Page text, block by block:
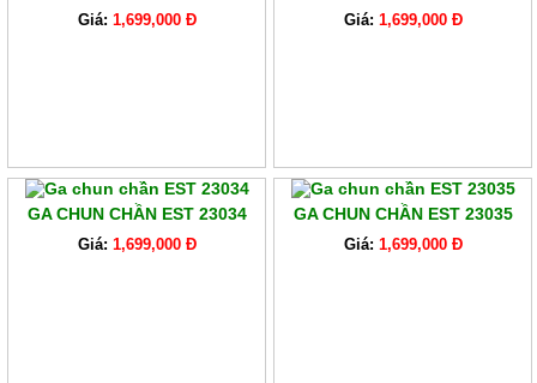
Giá: 1,699,000 Đ Giá: 1,699,000 Đ
GA CHUN CHẦN EST 23034
Giá: 1,699,000 Đ
GA CHUN CHẦN EST 23035
Giá: 1,699,000 Đ